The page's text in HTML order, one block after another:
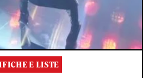
E LISTE